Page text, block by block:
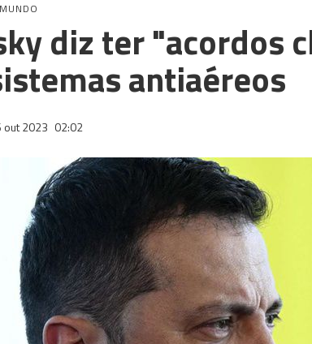
MUNDO
diz ter "acordos
antiaéreos
out 2023 02:02